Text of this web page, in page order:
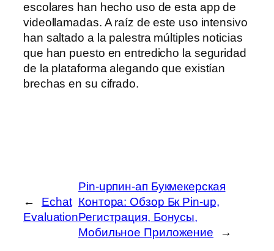
escolares han hecho uso de esta app de
videollamadas. A raíz de este uso intensivo
han saltado a la palestra múltiples noticias
que han puesto en entredicho la seguridad
de la plataforma alegando que existían
brechas en su cifrado.
←
Echat
Evaluation
Pin-upпин-ап Букмекерская
Контора: Обзор Бк Pin-up,
Регистрация, Бонусы,
Мобильное Приложение
→